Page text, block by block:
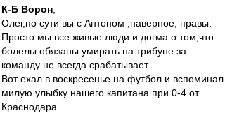
К-Б Ворон
Олег,по сути вы с Антоном ,наверное, правы.
Просто мы все живые люди и догма о том,что
болелы обязаны умирать на трибуне за
команду не всегда срабатывает.
Вот ехал в воскресенье на футбол и вспоминал
милую улыбку нашего капитана при 0-4 от
Краснодара.